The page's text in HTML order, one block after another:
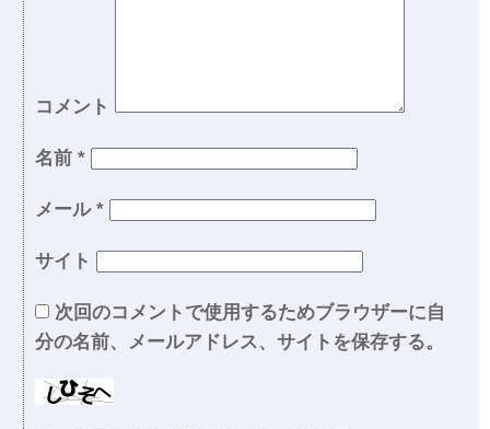
コメント
名前 *
メール *
サイト
次回のコメントで使用するためブラウザーに自
分の名前、メールアドレス、サイトを保存する。